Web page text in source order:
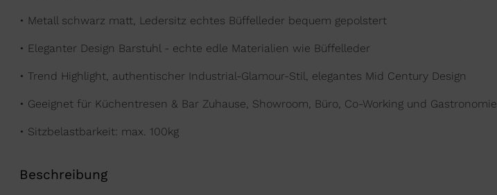
• Metall schwarz matt, Ledersitz echtes Büffelleder bequem gepolstert
• Eleganter Design Barstuhl - echte edle Materialien wie Büffelleder
• Trend Highlight, authentischer Industrial-Glamour-Stil, elegantes Mid Century Design
• Geeignet für Küchentresen & Bar Zuhause, Showroom, Büro, Co-Working und Gastronomie
• Sitzbelastbarkeit: max. 100kg
Beschreibung